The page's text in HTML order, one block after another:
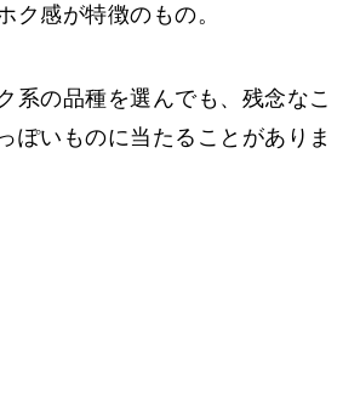
ク感が特徴のもの。
系の品種を選んでも、残念なこ
ぽいものに当たることがありま